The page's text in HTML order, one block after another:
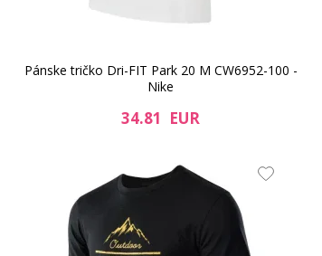
Pánske tričko Dri-FIT Park 20 M CW6952-100 -
Nike
34.81 EUR